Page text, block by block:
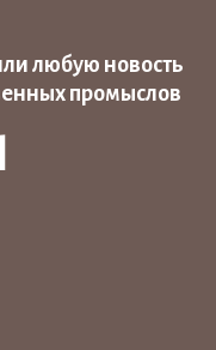
любую новость
промыслов